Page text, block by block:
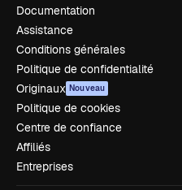
Documentation
Assistance
Conditions générales
Politique de confidentialité
Originaux Nouveau
Politique de cookies
Centre de confiance
Affiliés
Entreprises